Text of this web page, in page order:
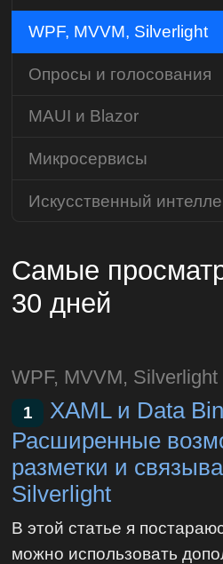
Самые
30 дней
WPF, MVVM, Silverlight
1
XAML и Data
Расширенные
разметки и
Silverlight
В этой статье я
можно использовать
WPF, MVVM, Silverlight
Опросы и голосования
MAUI и Blazor
Микросервисы
Искусственный